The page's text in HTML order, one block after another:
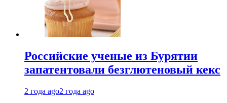
Российские ученые из Бурятии
запатентовали безглютеновый кекс
2 года ago2 года ago